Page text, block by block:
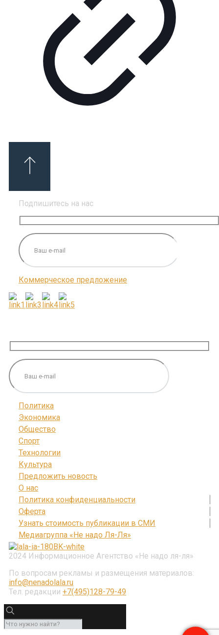
Подпишитесь на нас
Коммерческое предложение
Политика
Экономика
Общество
Спорт
Технологии
Культура
Предложить новость
О нас
2024 Информационное Агентство «Не надо ля-ля»
По вопросам рекламы и размещения материалов:
info@nenadolala.ru
Тел. редакции +7(495)128-79-49
Политика конфиденциальности
Оферта
Узнать стоимость публикации в СМИ
Медиагруппа «Не надо Ля-Ля»